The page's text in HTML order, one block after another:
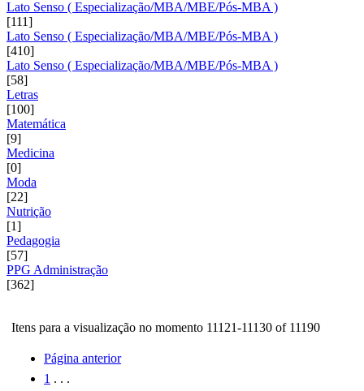
Lato Senso ( Especialização/MBA/MBE/Pós-MBA )
[111]
Lato Senso ( Especialização/MBA/MBE/Pós-MBA )
[410]
Lato Senso ( Especialização/MBA/MBE/Pós-MBA )
[58]
Letras
[100]
Matemática
[9]
Medicina
[0]
Moda
[22]
Nutrição
[1]
Pedagogia
[57]
PPG Administração
[362]
Itens para a visualização no momento 11121-11130 of 11190
Página anterior
1 . . .